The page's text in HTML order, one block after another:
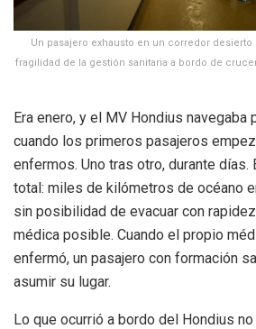
Un pasajero exhausto en un corredor
fragilidad de la gestión sanitaria a bordo de
Era enero, y el MV Hondius navegaba
cuando los primeros pasajeros
enfermos. Uno tras otro, durante días.
total: miles de kilómetros de océano
sin posibilidad de evacuar con
médica posible. Cuando el propio
enfermó, un pasajero con formación
asumir su lugar.
Lo que ocurrió a bordo del Hondius